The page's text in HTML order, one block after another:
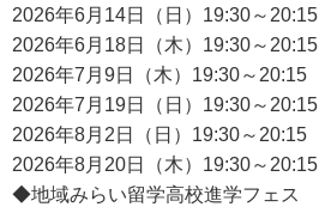
2026年6月14日（日）19:30～20:15
2026年6月18日（木）19:30～20:15
2026年7月9日（木）19:30～20:15
2026年7月19日（日）19:30～20:15
2026年8月2日（日）19:30～20:15
2026年8月20日（木）19:30～20:15
◆地域みらい留学高校進学フェス